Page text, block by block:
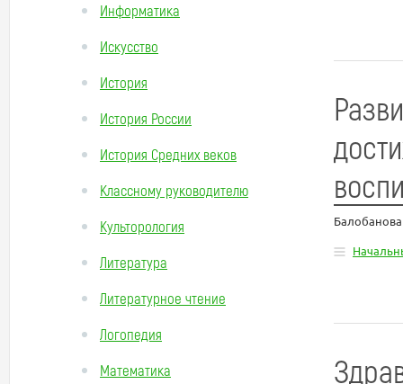
Информатика
Искусство
История
История России
История Средних веков
Классному руководителю
Культорология
Литература
Литературное чтение
Логопедия
Математика